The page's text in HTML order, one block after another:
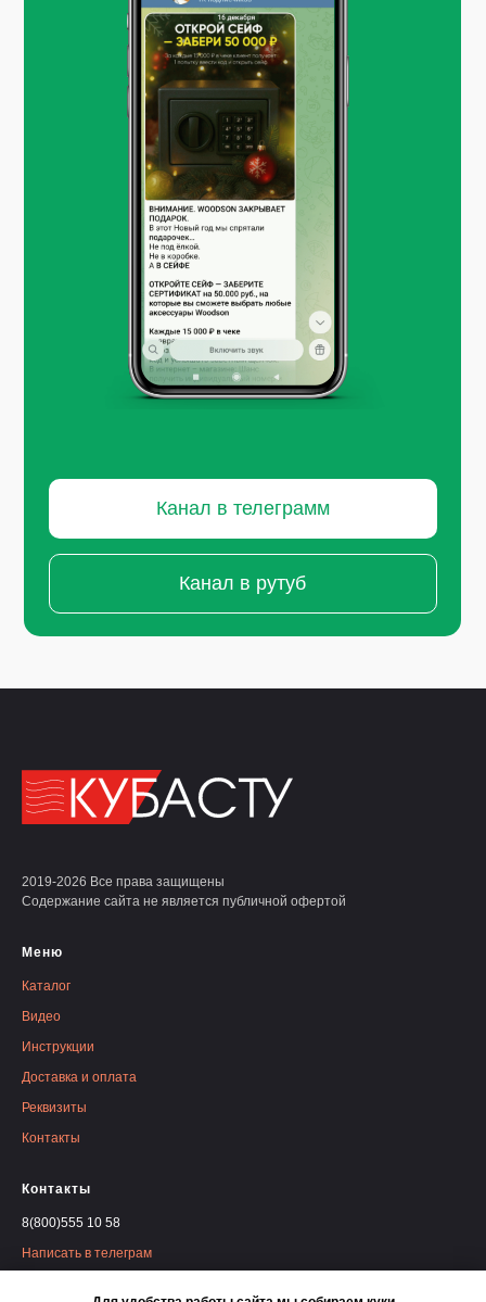
Канал в телеграмм
Канал в рутуб
2019-2026 Все права защищены
Содержание сайта не является публичной офертой
Меню
Каталог
Видео
Инструкции
Доставка и оплата
Реквизиты
Контакты
Контакты
8(800)555 10 58
Написать в телеграм